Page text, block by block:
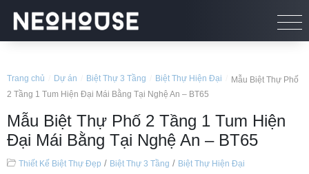
Trang chủ Dự án Biệt Thự 3 Tầng Biệt Thự Hiện Đại
Mẫu Biệt Thự Phố
2 Tầng 1 Tum Hiện Đại Mái Bằng Tại Nghệ An – BT65
Mẫu Biệt Thự Phố 2 Tầng 1 Tum Hiện
Đại Mái Bằng Tại Nghệ An – BT65
Thiết Kế Biệt Thự Đẹp / Biệt Thự 3 Tầng / Biệt Thự Hiện Đại